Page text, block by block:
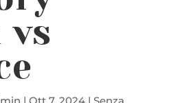
vs